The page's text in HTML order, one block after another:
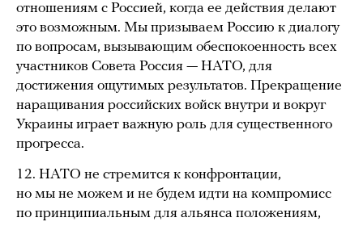
отношениям с Россией, когда ее действия делают
это возможным. Мы призываем Россию к диалогу
по вопросам, вызывающим обеспокоенность всех
участников Совета Россия — НАТО, для
достижения ощутимых результатов. Прекращение
наращивания российских войск внутри и вокруг
Украины играет важную роль для существенного
прогресса.
12. НАТО не стремится к конфронтации,
но мы не можем и не будем идти на компромисс
по принципиальным для альянса положениям,